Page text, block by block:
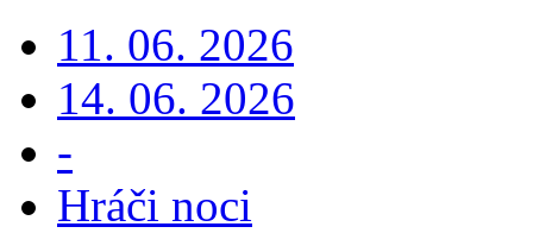
11. 06. 2026
14. 06. 2026
-
Hráči noci